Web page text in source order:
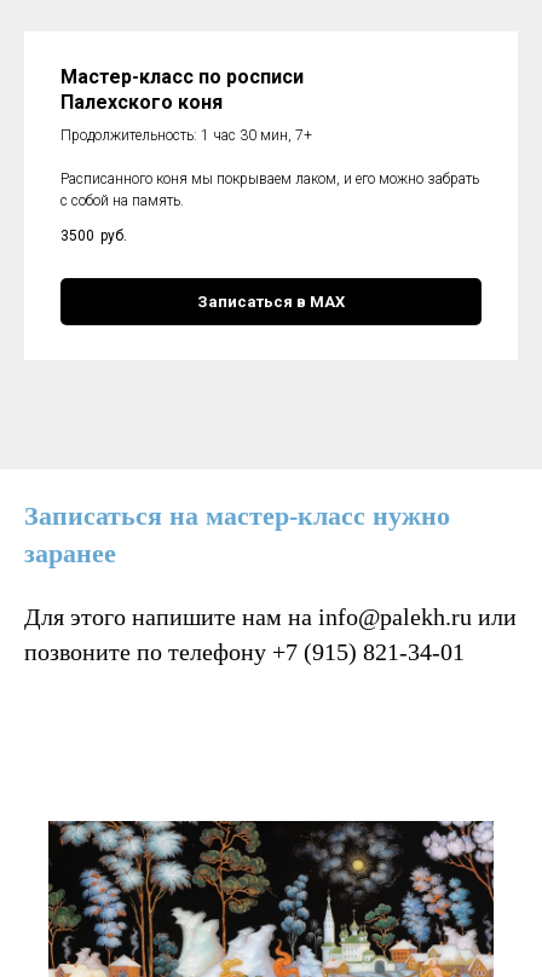
Мастер-класс по росписи
Палехского коня
Продолжительность: 1 час 30 мин, 7+
Расписанного коня мы покрываем лаком, и его можно забрать
с собой на память.
3500 руб.
Записаться в МАХ
Записаться на мастер-класс нужно
заранее
Для этого напишите нам на info@palekh.ru или
позвоните по телефону +7 (915) 821-34-01